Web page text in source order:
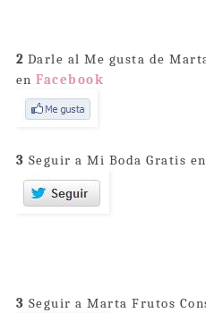
2 Darle al Me gusta de
enFacebook
3 Seguir a Mi Boda Gratis
3 Seguir a Marta Frutos